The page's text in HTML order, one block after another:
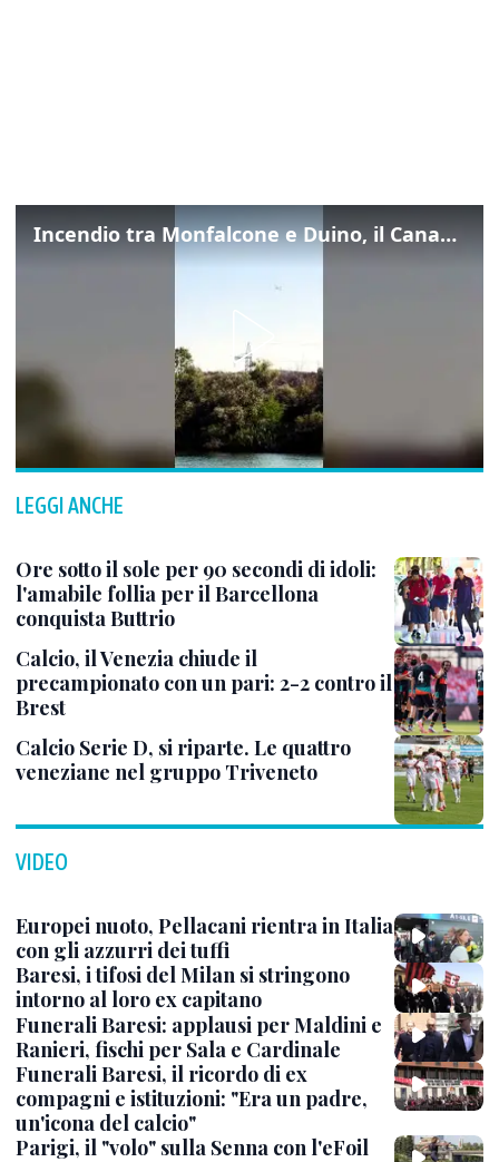
Incendio tra Monfalcone e Duino, il Canadair in azione per fermare le fiamme sul fronte dell’A4
LEGGI ANCHE
Ore sotto il sole per 90 secondi di idoli:
l'amabile follia per il Barcellona
conquista Buttrio
Calcio, il Venezia chiude il
precampionato con un pari: 2-2 contro il
Brest
Calcio Serie D, si riparte. Le quattro
veneziane nel gruppo Triveneto
VIDEO
Europei nuoto, Pellacani rientra in Italia
con gli azzurri dei tuffi
Baresi, i tifosi del Milan si stringono
intorno al loro ex capitano
Funerali Baresi: applausi per Maldini e
Ranieri, fischi per Sala e Cardinale
Funerali Baresi, il ricordo di ex
compagni e istituzioni: "Era un padre,
un'icona del calcio"
Parigi, il "volo" sulla Senna con l'eFoil